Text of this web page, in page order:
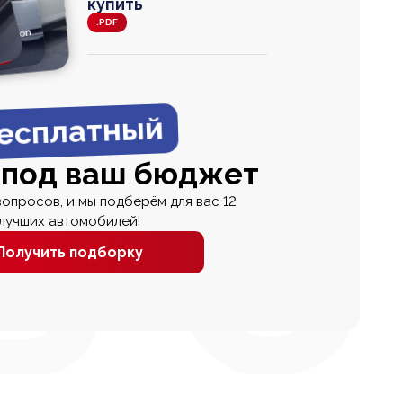
000
купить
.PDF
ваш бюджет
и мы подберём для вас 12
автомобилей!
подборку